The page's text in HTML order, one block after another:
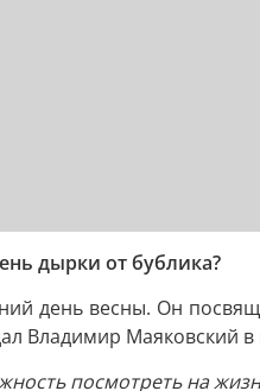
дырки от бублика?
день весны. Он
Владимир Маяковский
посмотреть на